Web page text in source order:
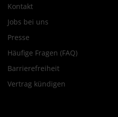
Kontakt
Jobs bei uns
Presse
Häufige Fragen (FAQ)
Barrierefreiheit
Vertrag kündigen